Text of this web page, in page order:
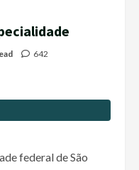
642
federal de São